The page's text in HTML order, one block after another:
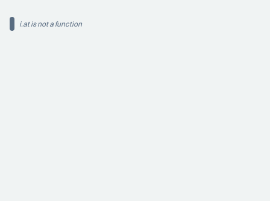
i.at is not a function